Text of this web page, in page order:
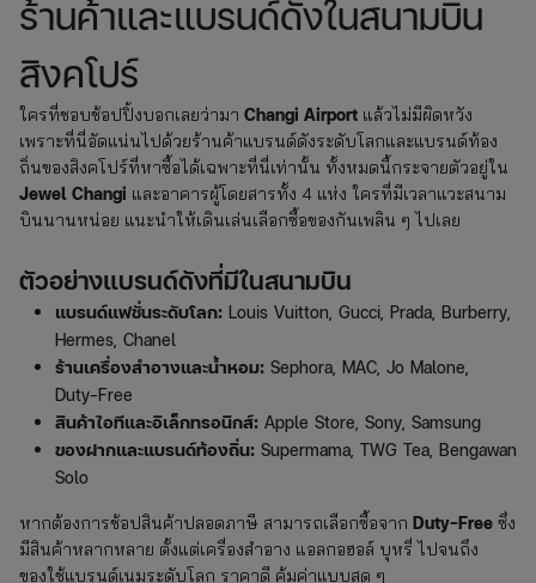
ร้านค้าและแบรนด์ดังในสนามบิน
สิงคโปร์
ใครที่ชอบช้อปปิ้งบอกเลยว่ามา Changi Airport แล้วไม่มีผิดหวัง
เพราะที่นี่อัดแน่นไปด้วยร้านค้าแบรนด์ดังระดับโลกและแบรนด์ท้อง
ถิ่นของสิงคโปร์ที่หาซื้อได้เฉพาะที่นี่เท่านั้น ทั้งหมดนี้กระจายตัวอยู่ใน
Jewel Changi และอาคารผู้โดยสารทั้ง 4 แห่ง ใครที่มีเวลาแวะสนาม
บินนานหน่อย แนะนำให้เดินเล่นเลือกซื้อของกันเพลิน ๆ ไปเลย
ตัวอย่างแบรนด์ดังที่มีในสนามบิน
แบรนด์แฟชั่นระดับโลก: Louis Vuitton, Gucci, Prada, Burberry,
Hermes, Chanel
ร้านเครื่องสำอางและน้ำหอม: Sephora, MAC, Jo Malone,
Duty-Free
สินค้าไอทีและอิเล็กทรอนิกส์: Apple Store, Sony, Samsung
ของฝากและแบรนด์ท้องถิ่น: Supermama, TWG Tea, Bengawan
Solo
หากต้องการช้อปสินค้าปลอดภาษี สามารถเลือกซื้อจาก Duty-Free ซึ่ง
มีสินค้าหลากหลาย ตั้งแต่เครื่องสำอาง แอลกอฮอล์ บุหรี่ ไปจนถึง
ของใช้แบรนด์เนมระดับโลก ราคาดี คุ้มค่าแบบสุด ๆ